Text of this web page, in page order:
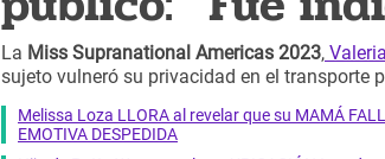
La Miss Supranational Americas 2023,
sujeto vulneró su privacidad en el transporte
Melissa Loza LLORA al revelar que su MAMÁ
EMOTIVA DESPEDIDA